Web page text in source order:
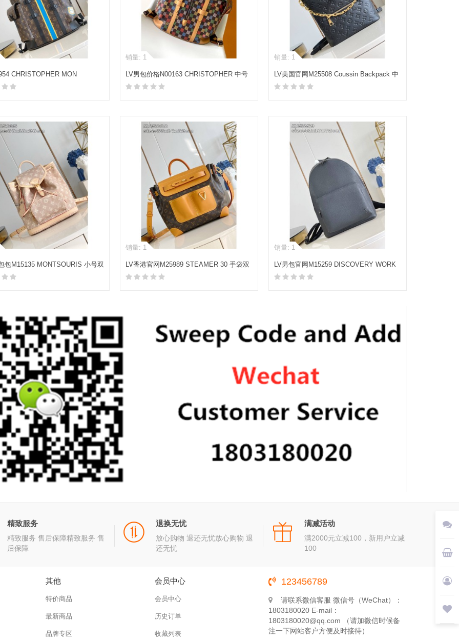
CHRISTOPHER MON
中号双肩包
销量: 1
LV男包价格N00163 CHRISTOPHER 中号
双肩包
销量: 1
LV美国官网M25508 Coussin Backpack 中
号手袋双肩包
包M15135 MONTSOURIS 小号双
销量: 1
LV香港官网M25989 STEAMER 30 手袋双
肩包
销量: 1
LV男包官网M15259 DISCOVERY WORK
双肩包
精致服务
精致服务 售后保障精致服务 售
后保障
退换无忧
放心购物 退还无忧放心购物 退
还无忧
满减活动
满2000元立减100，新用户立减
100
其他
特价商品
最新商品
品牌专区
会员中心
会员中心
历史订单
收藏列表
123456789
请联系微信客服 微信号（WeChat）：
1803180020 E-mail：
1803180020@qq.com （请加微信时候备
注一下网站客户方便及时接待）